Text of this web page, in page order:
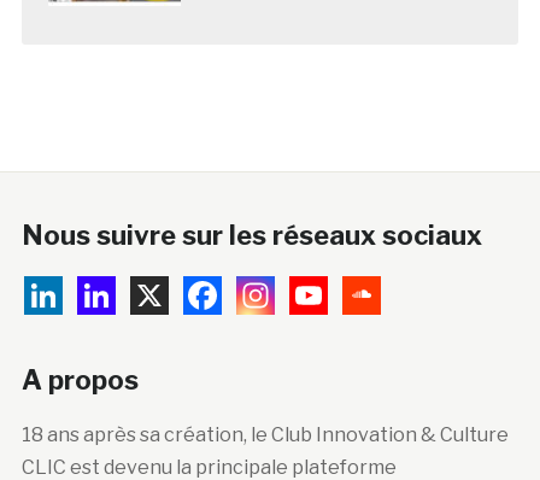
Nous suivre sur les réseaux sociaux
A propos
18 ans après sa création, le Club Innovation & Culture
CLIC est devenu la principale plateforme